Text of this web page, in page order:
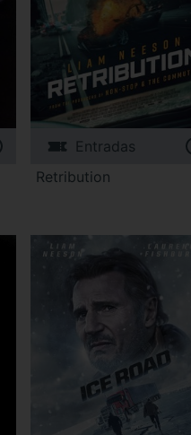
Entradas
Retribution